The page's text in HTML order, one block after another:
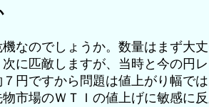
なのでしょうか。数量はまず大
に匹敵しますが、当時と今の円
円ですから問題は値上がり幅では
市場のＷＴＩの値上げに敏感に